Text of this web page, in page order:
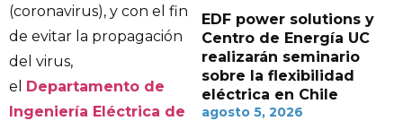
(coronavirus), y con el fin
de evitar la propagación
del virus,
el Departamento de
Ingeniería Eléctrica de
EDF power solutions y
Centro de Energía UC
realizarán seminario
sobre la flexibilidad
eléctrica en Chile
agosto 5, 2026